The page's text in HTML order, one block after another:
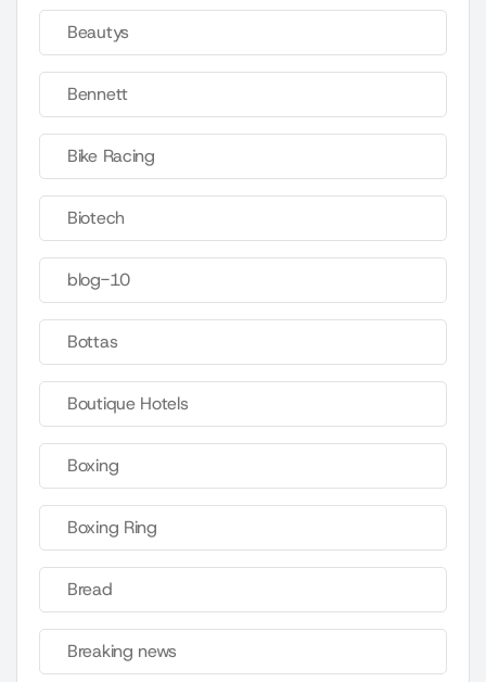
Beautys
Bennett
Bike Racing
Biotech
blog-10
Bottas
Boutique Hotels
Boxing
Boxing Ring
Bread
Breaking news